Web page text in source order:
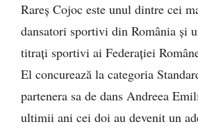
Rareș Cojoc este unul dintre cei
dansatori sportivi din România și
titrați sportivi ai Federației
El concurează la categoria
partenera sa de dans Andreea
ultimii ani cei doi au devenit un